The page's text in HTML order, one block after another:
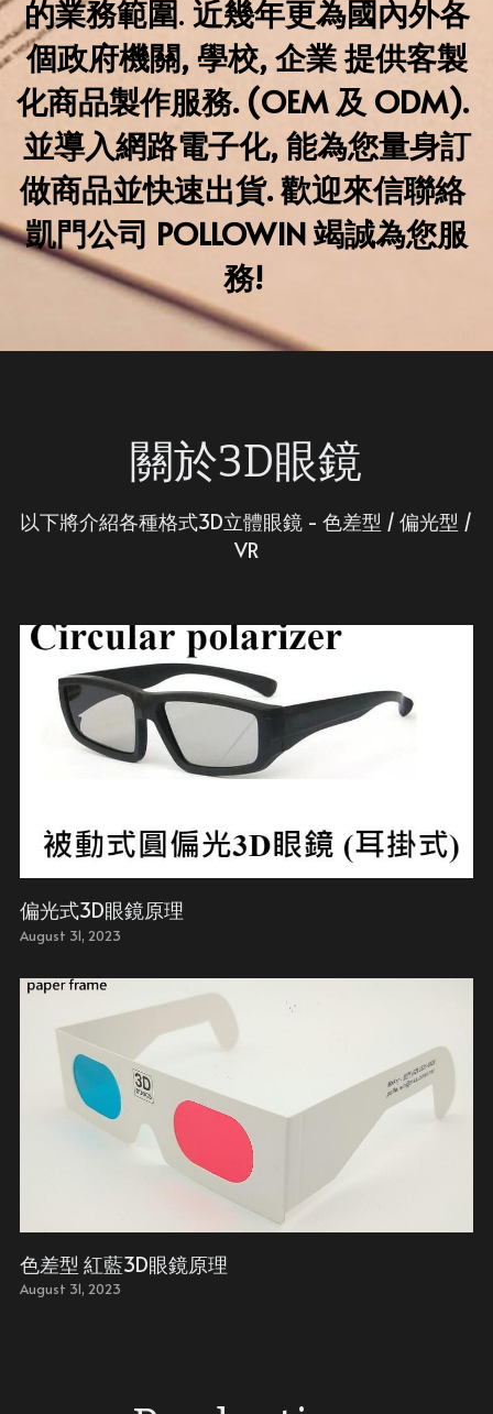
的業務範圍. 近幾年更為國內外各
個政府機關, 學校, 企業 提供客製
化商品製作服務. (OEM 及 ODM).
並導入網路電子化, 能為您量身訂
做商品並快速出貨. 歡迎來信聯絡
凱門公司 POLLOWIN 竭誠為您服
務!
關於3D眼鏡
以下將介紹各種格式3D立體眼鏡 - 色差型 / 偏光型 /
VR
偏光式3D眼鏡原理
August 31, 2023
色差型 紅藍3D眼鏡原理
August 31, 2023